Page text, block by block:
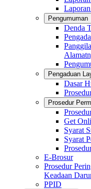
Pengumuman
Denda
Pengaduan
Dasar
Prosedur
Get
Syarat
Syarat
E-Brosur
Prosedur
Keadaan
PPID